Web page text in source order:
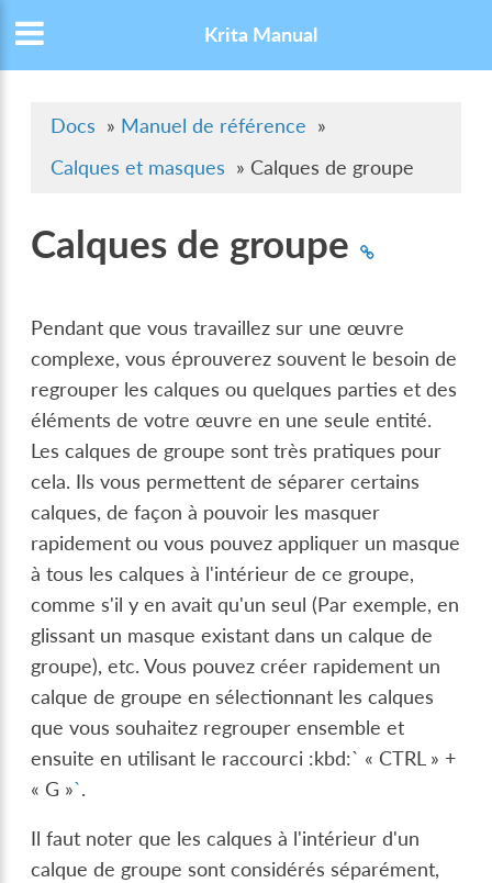
Krita Manual
Docs » Manuel de référence »
Calques et masques » Calques de groupe
Calques de groupe
Pendant que vous travaillez sur une œuvre
complexe, vous éprouverez souvent le besoin de
regrouper les calques ou quelques parties et des
éléments de votre œuvre en une seule entité.
Les calques de groupe sont très pratiques pour
cela. Ils vous permettent de séparer certains
calques, de façon à pouvoir les masquer
rapidement ou vous pouvez appliquer un masque
à tous les calques à l'intérieur de ce groupe,
comme s'il y en avait qu'un seul (Par exemple, en
glissant un masque existant dans un calque de
groupe), etc. Vous pouvez créer rapidement un
calque de groupe en sélectionnant les calques
que vous souhaitez regrouper ensemble et
ensuite en utilisant le raccourci :kbd:` « CTRL » +
« G »`.
Il faut noter que les calques à l'intérieur d'un
calque de groupe sont considérés séparément,